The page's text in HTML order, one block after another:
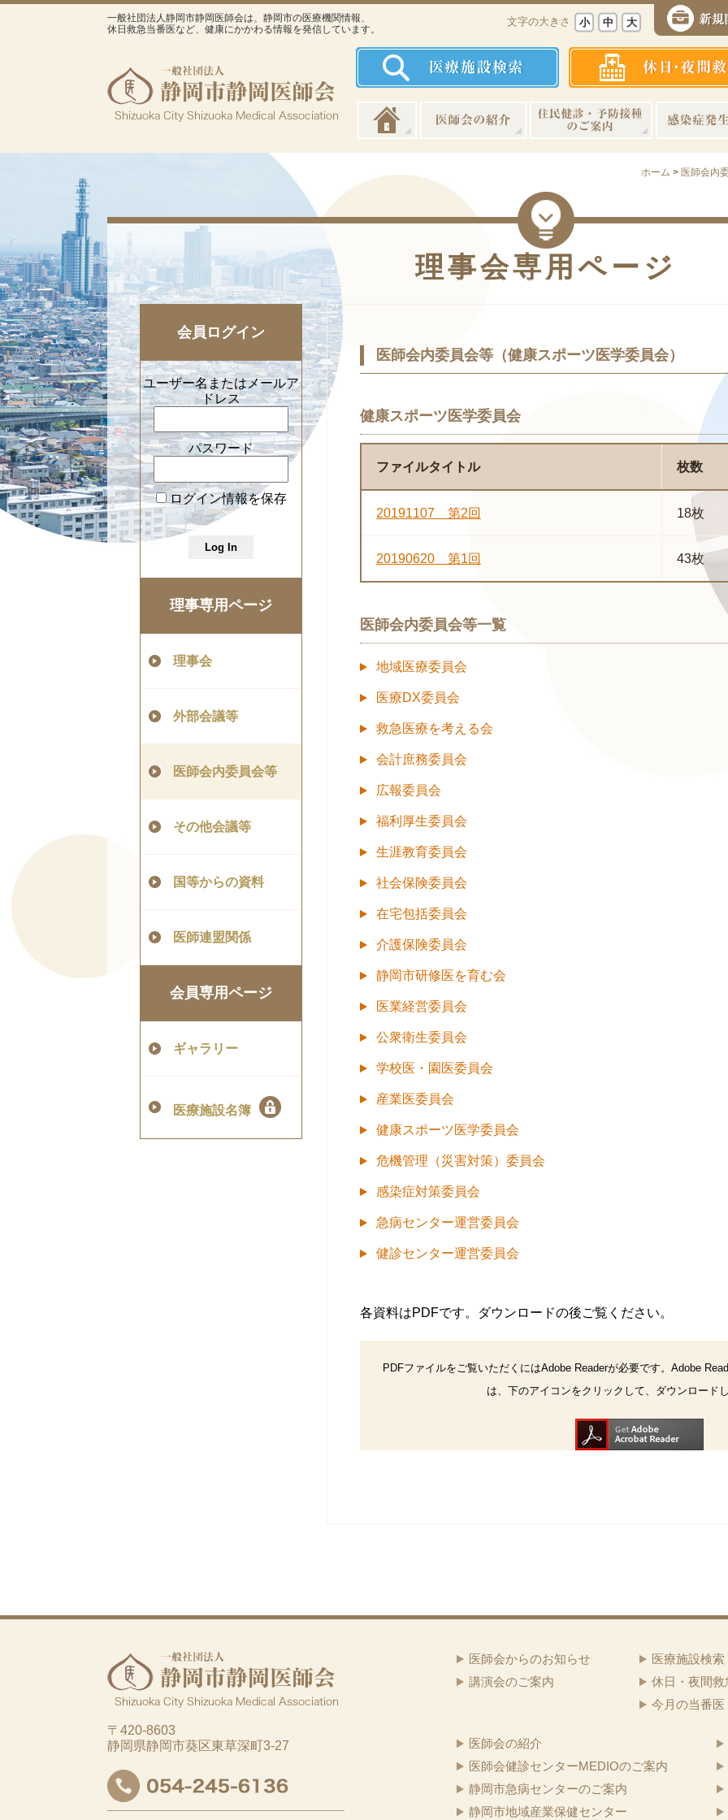
一般社団法人静岡市静岡医師会は、静岡市の医療機関情報、
休日救急当番医など、健康にかかわる情報を発信しています。
文字の大きさ 小 中 大
ホーム > 医師会内
理事会専用ページ
医師会内委員会等（健康スポーツ医学委員会）
健康スポーツ医学委員会
ファイルタイトル 枚数
20191107 第2回 18枚
20190620 第1回 43枚
医師会内委員会等一覧
地域医療委員会
医療DX委員会
救急医療を考える会
会計庶務委員会
広報委員会
福利厚生委員会
生涯教育委員会
社会保険委員会
在宅包括委員会
介護保険委員会
静岡市研修医を育む会
医業経営委員会
公衆衛生委員会
学校医・園医委員会
産業医委員会
健康スポーツ医学委員会
危機管理（災害対策）委員会
感染症対策委員会
急病センター運営委員会
健診センター運営委員会
各資料はPDFです。ダウンロードの後ご覧ください。
PDFファイルをご覧いただくにはAdobe Readerが必要です。Adobe
は、下のアイコンをクリックして、ダウンロード
会員ログイン
ユーザー名またはメールア
ドレス
パスワード
ログイン情報を保存
理事専用ページ
理事会
外部会議等
医師会内委員会等
その他会議等
国等からの資料
医師連盟関係
会員専用ページ
ギャラリー
医療施設名簿
医師会からのお知らせ
講演会のご案内
医療施設検索
休日・夜間救
今月の当番医
医師会の紹介
医師会健診センターMEDIOのご案内
静岡市急病センターのご案内
静岡市地域産業保健センター
〒420-8603
静岡県静岡市葵区東草深町3-27